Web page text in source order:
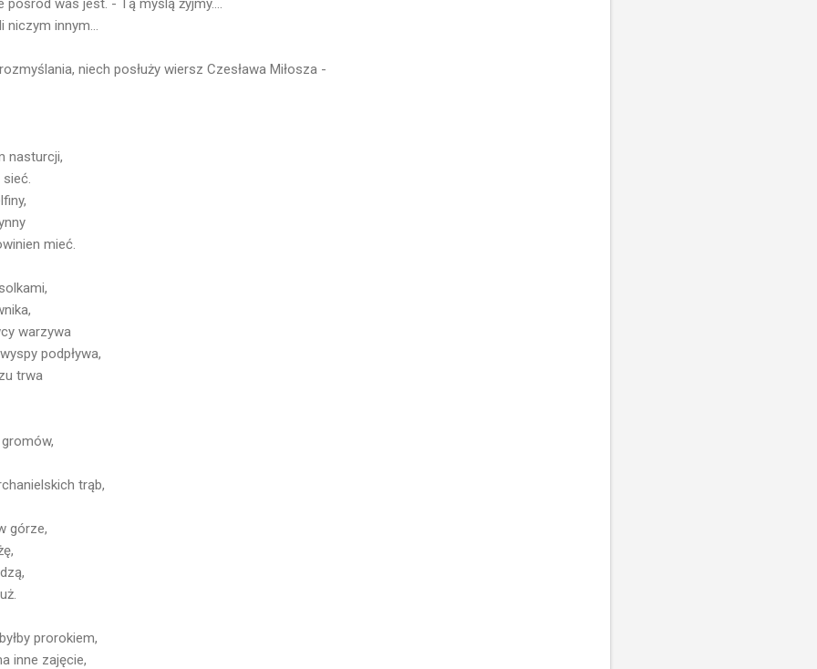
innym...
niech posłuży wiersz Czesława Miłosza -
nasturcji,
mieć.
warzywa
podpływa,
trwa
trąb,
górze,
prorokiem,
inne zajęcie,